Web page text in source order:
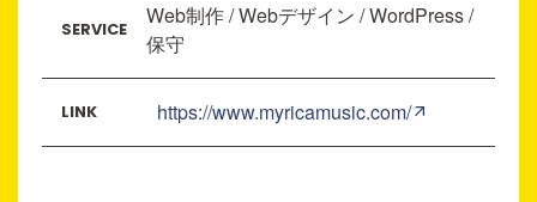
SERVICE
Web制作 / Webデザイン / WordPress /
保守
LINK https://www.myricamusic.com/arrow_outward